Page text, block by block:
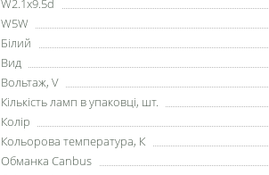
W2.1x9.5d
W5W
Білий
Вид
Вольтаж, V
Кількість ламп в упаковці, шт.
Колір
Кольорова температура, К
Обманка Сanbus